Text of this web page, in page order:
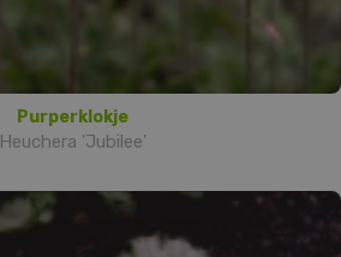
Purperklokje
Heuchera 'Jubilee'